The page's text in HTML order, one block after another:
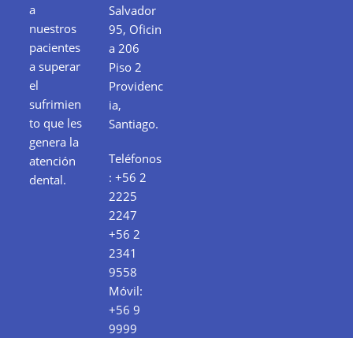
a
nuestros
pacientes
a superar
el
sufrimien
to que les
genera la
atención
dental.
Salvador
95, Oficin
a 206
Piso 2
Providenc
ia,
Santiago.
Teléfonos
:+56 2
2225
2247
+56 2
2341
9558
Móvil:
+56 9
9999